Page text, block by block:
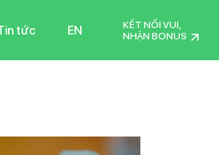
tức EN
KẾT NỐI VUI,
NHẬN BONUS